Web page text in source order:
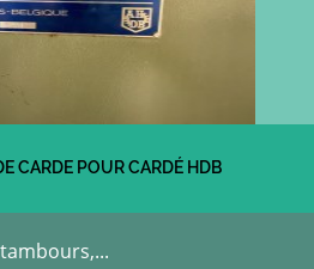
CARDE POUR CARDÉ HDB